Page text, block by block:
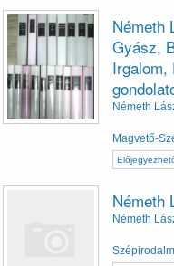
Németh
Gyász,
Irgalom,
Németh
Magvető-
Németh
Németh